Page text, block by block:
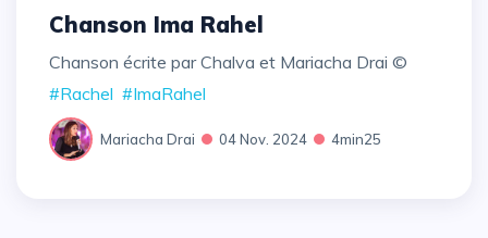
Chanson Ima Rahel
Chanson écrite par Chalva et Mariacha Drai ©
#Rachel #ImaRahel
Mariacha Drai 04 Nov. 2024 4min25